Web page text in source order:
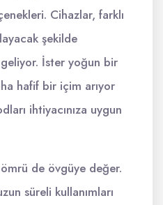
Cihazlar, farklı
şekilde
İster yoğun bir
hafif bir içim arıyor
ihtiyacınıza uygun
de övgüye değer.
süreli kullanımları